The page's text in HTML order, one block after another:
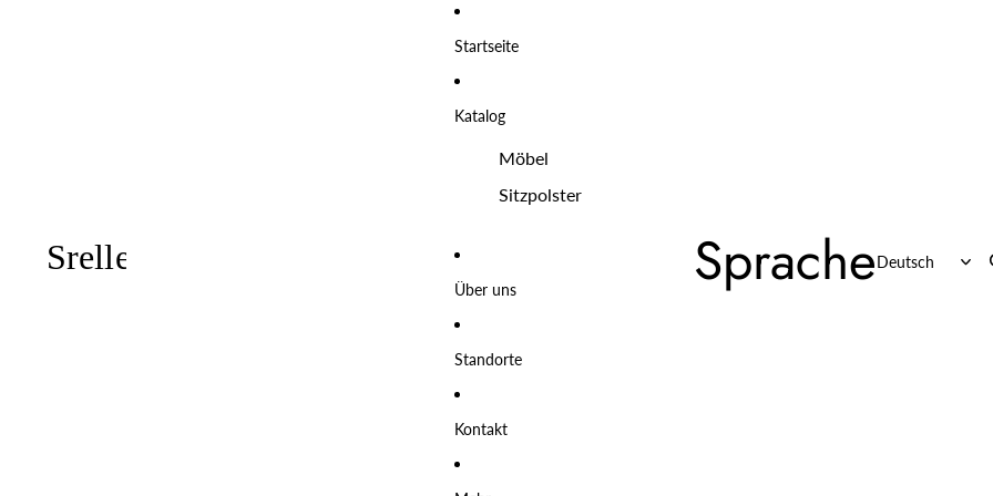
Startseite
Katalog
Möbel
Sitzpolster
Über uns
Standorte
Kontakt
Sprache